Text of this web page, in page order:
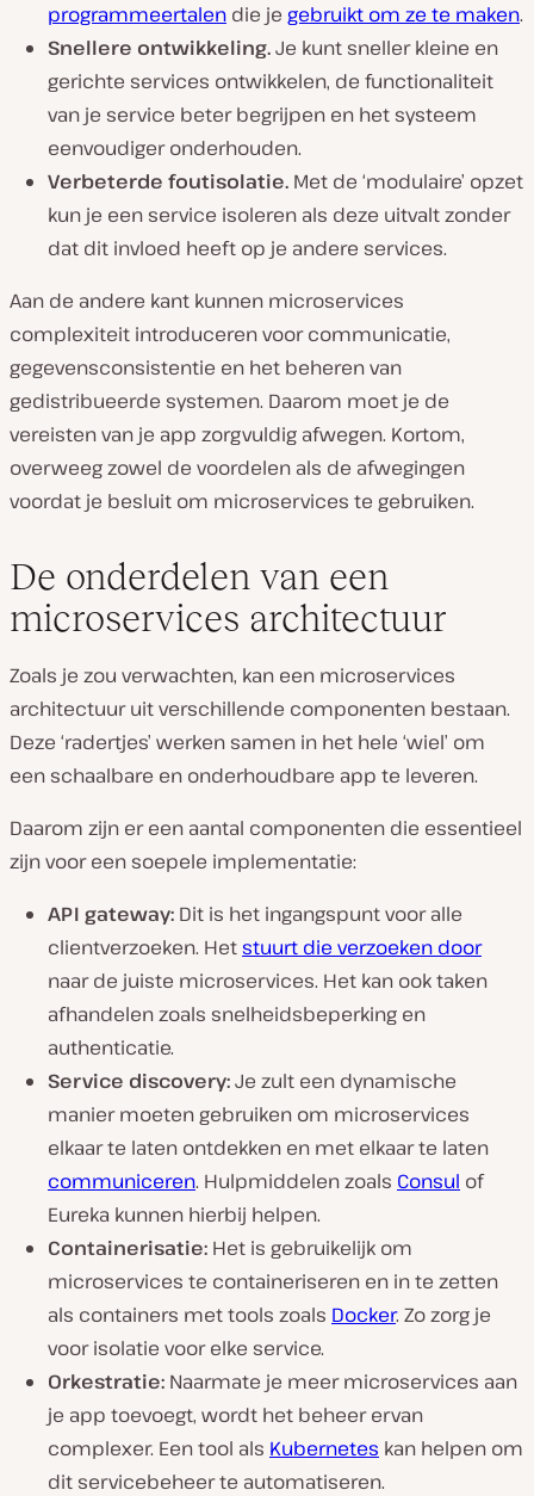
programmeertalen die je gebruikt om ze te maken.
Snellere ontwikkeling.Je kunt sneller kleine en
gerichte services ontwikkelen, de functionaliteit
van je service beter begrijpen en het systeem
eenvoudiger onderhouden.
Verbeterde foutisolatie. Met de ‘modulaire’ opzet
kun je een service isoleren als deze uitvalt zonder
dat dit invloed heeft op je andere services.
Aan de andere kant kunnen microservices
complexiteit introduceren voor communicatie,
gegevensconsistentie en het beheren van
gedistribueerde systemen. Daarom moet je de
vereisten van je app zorgvuldig afwegen. Kortom,
overweeg zowel de voordelen als de afwegingen
voordat je besluit om microservices te gebruiken.
De onderdelen van een
microservices architectuur
Zoals je zou verwachten, kan een microservices
architectuur uit verschillende componenten bestaan.
Deze ‘radertjes’ werken samen in het hele ‘wiel’ om
een schaalbare en onderhoudbare app te leveren.
Daarom zijn er een aantal componenten die essentieel
zijn voor een soepele implementatie:
API gateway: Dit is het ingangspunt voor alle
clientverzoeken. Hetstuurt die verzoeken door
naar de juiste microservices. Het kan ook taken
afhandelen zoals snelheidsbeperking en
authenticatie.
Service discovery:Je zult een dynamische
manier moeten gebruiken om microservices
elkaar te laten ontdekken en met elkaar te laten
communiceren. Hulpmiddelen zoals Consul of
Eureka kunnen hierbij helpen.
Containerisatie: Het is gebruikelijk om
microservices te containeriseren en in te zetten
als containers met tools zoals Docker. Zo zorg je
voor isolatie voor elke service.
Orkestratie: Naarmate je meer microservices aan
je app toevoegt, wordt het beheer ervan
complexer. Een tool als Kubernetes kan helpen om
dit servicebeheer te automatiseren.